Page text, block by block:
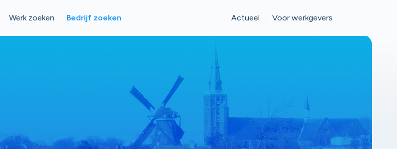
Werk zoeken Bedrijf zoeken Actueel Voor werkgevers